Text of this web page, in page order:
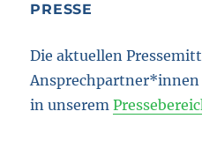
PRESSE
Die aktuellen
in unserem